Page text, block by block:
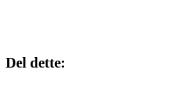
Del dette: